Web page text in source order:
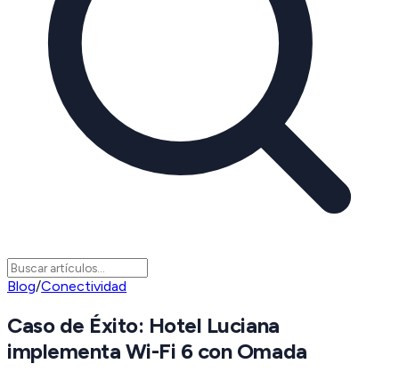
Blog/Conectividad
Caso de Éxito: Hotel Luciana
implementa Wi-Fi 6 con Omada